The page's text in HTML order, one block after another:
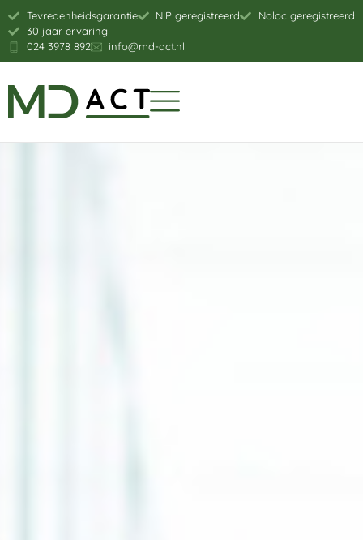
Tevredenheidsgarantie NIP geregistreerd
Noloc geregistreerd
30 jaar ervaring
024 3978 892
info@md-act.nl